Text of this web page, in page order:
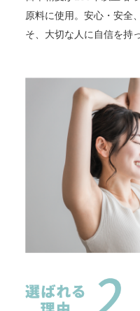
原料に使用。安心・安全
そ、大切な人に自信を持